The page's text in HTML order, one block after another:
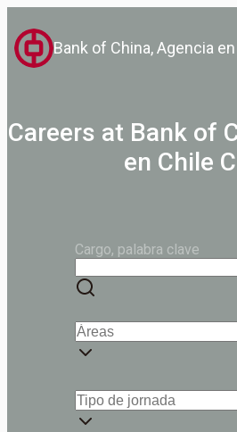
Bank of China, Agencia
Careers at Bank of
en Chile
Cargo, palabra clave